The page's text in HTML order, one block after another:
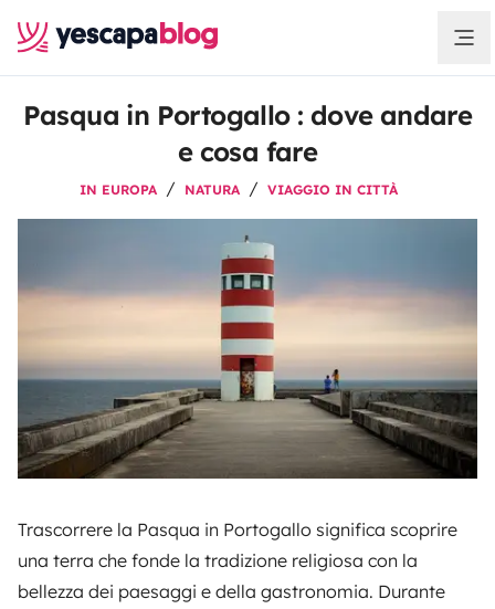
Pasqua in Portogallo : dove andare
e cosa fare
IN EUROPA NATURA VIAGGIO IN CITTÀ
Trascorrere la Pasqua in Portogallo significa scoprire
una terra che fonde la tradizione religiosa con la
bellezza dei paesaggi e della gastronomia. Durante